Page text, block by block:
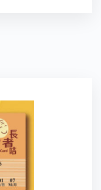
的年齡證明，以
優先服務。